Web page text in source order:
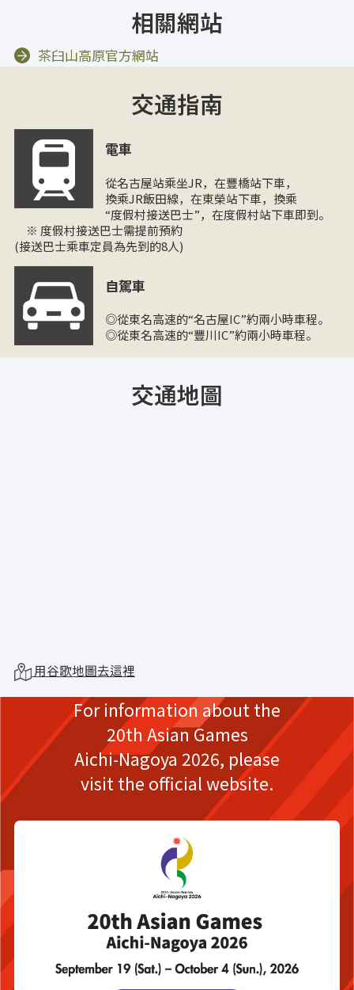
相關網站
茶臼山高原官方網站
交通指南
電車
從名古屋站乘坐JR，在豐橋站下車，
換乘JR飯田線，在東榮站下車，換乘
“度假村接送巴士”，在度假村站下車即到。
※ 度假村接送巴士需提前預約
(接送巴士乘車定員為先到的8人)
自駕車
◎從東名高速的“名古屋IC”約兩小時車程。
◎從東名高速的“豐川IC”約兩小時車程。
交通地圖
用谷歌地圖去這裡
For information about the
20th Asian Games
Aichi-Nagoya 2026, please
visit the official website.